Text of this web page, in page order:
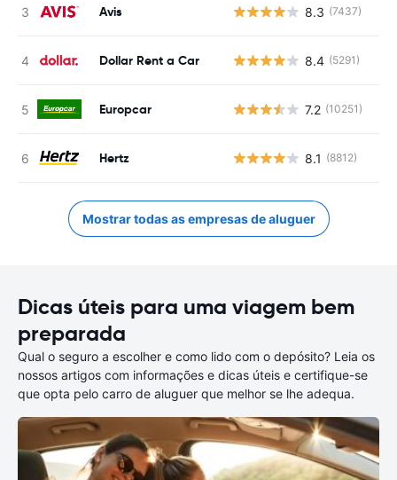
Avis 8.3 (7437)
Dollar Rent a Car 8.4 (5291)
Europcar 7.2 (10251)
Hertz 8.1 (8812)
Mostrar todas as empresas de aluguer
Dicas úteis para uma viagem bem
preparada
Qual o seguro a escolher e como lido com o depósito? Leia os
nossos artigos com informações e dicas úteis e certifique-se
que opta pelo carro de aluguer que melhor se lhe adequa.